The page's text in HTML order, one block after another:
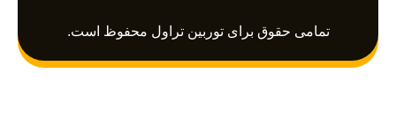
a
m
m
p
تمامی حقوق برای توربین تراول محفوظ است.